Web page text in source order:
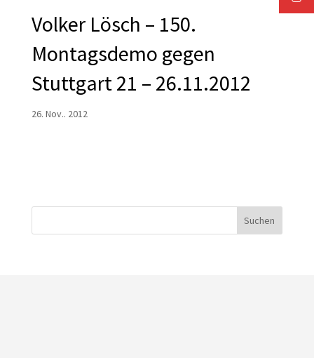
Volker Lösch – 150.
Montagsdemo gegen
Stuttgart 21 – 26.11.2012
26. Nov.. 2012
Suchen